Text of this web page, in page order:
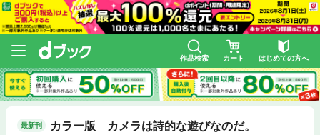
作品検索 カート はじめての方へ
最新刊 カラー版 カメラは詩的な遊びなのだ。